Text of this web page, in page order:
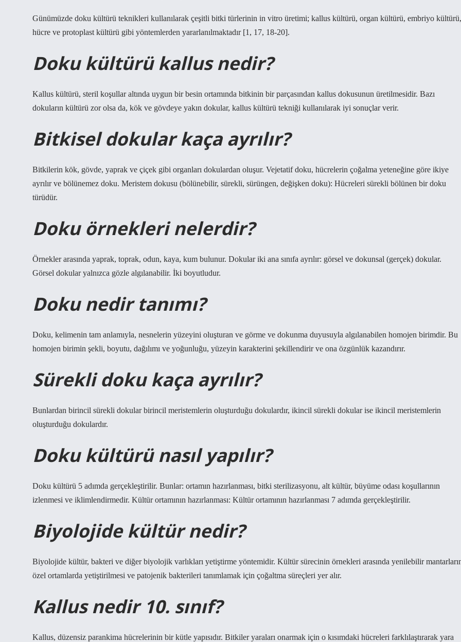
Günümüzde doku kültürü teknikleri kullanılarak çeşitli bitki türlerinin in vitro üretimi; kallus kültürü, organ kültürü, embriyo kültürü,
hücre ve protoplast kültürü gibi yöntemlerden yararlanılmaktadır [1, 17, 18-20].
Doku kültürü kallus nedir?
Kallus kültürü, steril koşullar altında uygun bir besin ortamında bitkinin bir parçasından kallus dokusunun üretilmesidir. Bazı
dokuların kültürü zor olsa da, kök ve gövdeye yakın dokular, kallus kültürü tekniği kullanılarak iyi sonuçlar verir.
Bitkisel dokular kaça ayrılır?
Bitkilerin kök, gövde, yaprak ve çiçek gibi organları dokulardan oluşur. Vejetatif doku, hücrelerin çoğalma yeteneğine göre ikiye
ayrılır ve bölünemez doku. Meristem dokusu (bölünebilir, sürekli, sürüngen, değişken doku): Hücreleri sürekli bölünen bir doku
türüdür.
Doku örnekleri nelerdir?
Örnekler arasında yaprak, toprak, odun, kaya, kum bulunur. Dokular iki ana sınıfa ayrılır: görsel ve dokunsal (gerçek) dokular.
Görsel dokular yalnızca gözle algılanabilir. İki boyutludur.
Doku nedir tanımı?
Doku, kelimenin tam anlamıyla, nesnelerin yüzeyini oluşturan ve görme ve dokunma duyusuyla algılanabilen homojen birimdir. Bu
homojen birimin şekli, boyutu, dağılımı ve yoğunluğu, yüzeyin karakterini şekillendirir ve ona özgünlük kazandırır.
Sürekli doku kaça ayrılır?
Bunlardan birincil sürekli dokular birincil meristemlerin oluşturduğu dokulardır, ikincil sürekli dokular ise ikincil meristemlerin
oluşturduğu dokulardır.
Doku kültürü nasıl yapılır?
Doku kültürü 5 adımda gerçekleştirilir. Bunlar: ortamın hazırlanması, bitki sterilizasyonu, alt kültür, büyüme odası koşullarının
izlenmesi ve iklimlendirmedir. Kültür ortamının hazırlanması: Kültür ortamının hazırlanması 7 adımda gerçekleştirilir.
Biyolojide kültür nedir?
Biyolojide kültür, bakteri ve diğer biyolojik varlıkları yetiştirme yöntemidir. Kültür sürecinin örnekleri arasında yenilebilir
özel ortamlarda yetiştirilmesi ve patojenik bakterileri tanımlamak için çoğaltma süreçleri yer alır.
Kallus nedir 10. sınıf?
Kallus, düzensiz parankima hücrelerinin bir kütle yapısıdır. Bitkiler yaraları onarmak için o kısımdaki hücreleri farklılaştırarak yara